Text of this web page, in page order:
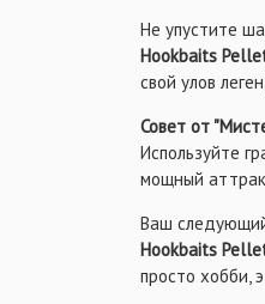
Не упустите
Hookbaits
свой улов
Совет от
Используйте
мощный
Ваш
Hookbaits
просто хобби,